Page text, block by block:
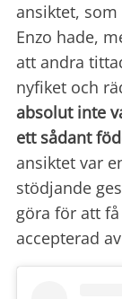
ansiktet,
Enzo hade,
att andra
nyfiket och
absolut inte
ett sådant
ansiktet var
stödjande
göra för att
accepterad